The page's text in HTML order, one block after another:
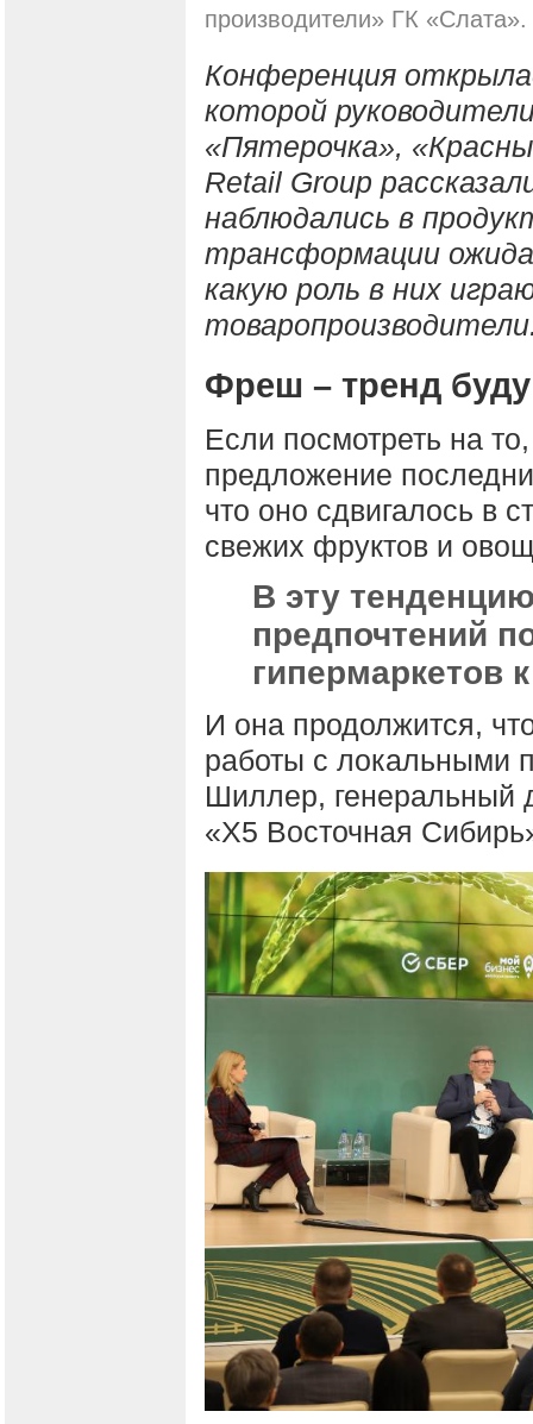
производители» ГК
Конференция
которой
«Пятерочка»,
Retail Group
наблюдались в
трансформации
какую роль в них
Фреш – тренд
Если посмотреть на
предложение
что оно сдвигалось в
свежих фруктов и
В эту
предпочтений
гипермаркетов
И она продолжится,
работы с локальными
Шиллер, генеральный
«X5 Восточная